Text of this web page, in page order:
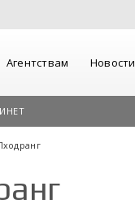
Агентствам Новости